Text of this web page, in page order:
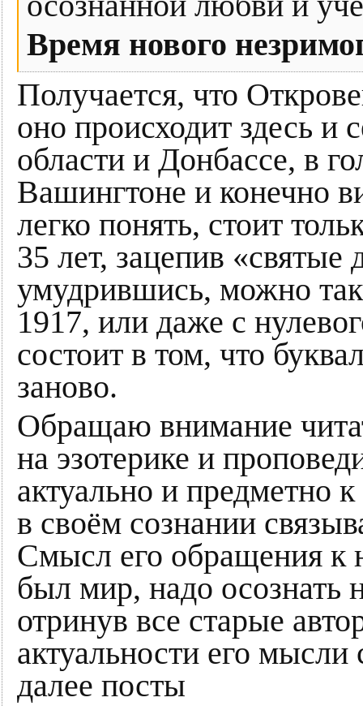
Время нового
Получается, что
оно происходит здесь и
области и Донбассе, в
Вашингтоне и конечно
легко понять, стоит
35 лет, зацепив «святые
умудрившись, можно
1917, или даже с
состоит в том, что
заново.
Обращаю внимание
на эзотерике и
актуально и предметно
в своём сознании
Смысл его обращения к
был мир, надо осознать
отринув все старые
актуальности его
далее посты